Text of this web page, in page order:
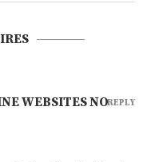
WEBSITES NOREPLY